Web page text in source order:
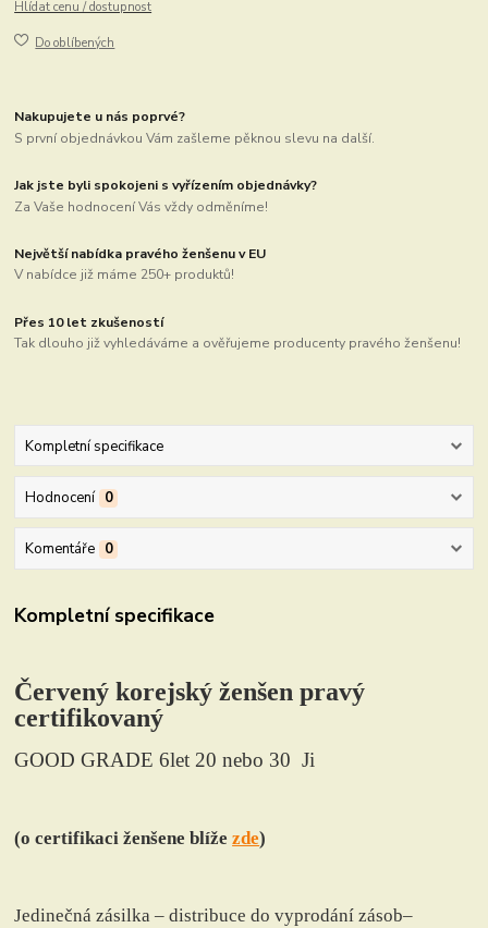
Hlídat cenu / dostupnost
Do oblíbených
Nakupujete u nás poprvé?
S první objednávkou Vám zašleme pěknou slevu na další.
Jak jste byli spokojeni s vyřízením objednávky?
Za Vaše hodnocení Vás vždy odměníme!
Největší nabídka pravého ženšenu v EU
V nabídce již máme 250+ produktů!
Přes 10 let zkušeností
Tak dlouho již vyhledáváme a ověřujeme producenty pravého ženšenu!
Kompletní specifikace
Hodnocení 0
Komentáře 0
Kompletní specifikace
Červený korejský ženšen pravý
certifikovaný
GOOD GRADE 6let 20 nebo 30 Ji
(o certifikaci ženšene blížezde)
Jedinečná zásilka – distribuce do vyprodání zásob–